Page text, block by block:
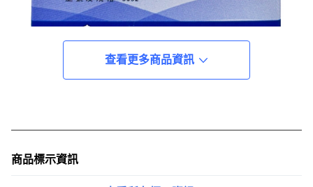
查看更多商品資訊
商品標示資訊